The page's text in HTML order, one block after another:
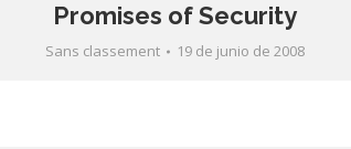
Sans classement 19 de junio de 2008